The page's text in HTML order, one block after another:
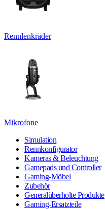
Rennlenkräder
Mikrofone
Simulation
Rennkonfigurator
Kameras & Beleuchtung
Gamepads und Controller
Gaming-Möbel
Zubehör
Generalüberholte Produkte
Gaming-Ersatzteile